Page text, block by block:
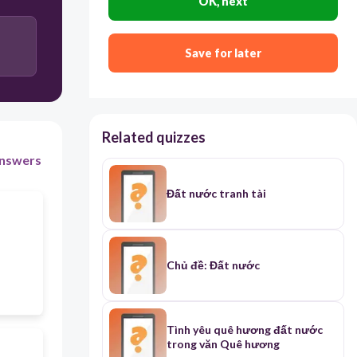
Save for later
Related quizzes
Đất nước tranh tài
Chủ đề: Đất nước
Tình yêu quê hương đất nước
trong văn Quê hương